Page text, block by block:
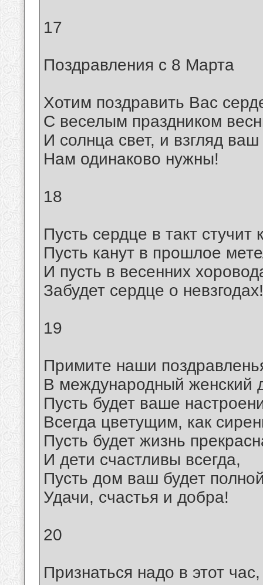
17
Поздравления с 8 Марта
Хотим поздравить Вас
С веселым праздником
И солнца свет, и взгляд
Нам одинаково нужны!
18
Пусть сердце в такт стучит
Пусть канут в прошлое
И пусть в весенних
Забудет сердце о невзгодах!
19
Примите наши
В международный женский
Пусть будет ваше
Всегда цветущим, как
Пусть будет жизнь
И дети счастливы всегда,
Пусть дом ваш будет
Удачи, счастья и добра!
20
Признаться надо в этот час,